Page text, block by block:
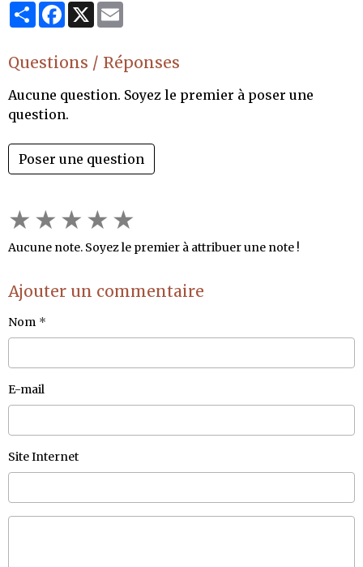
PartagerFacebook
X
Questions / Réponses
Aucune question. Soyez le premier à poser une
question.
Poser une question
★ ★ ★ ★ ★
Aucune note. Soyez le premier à attribuer une note !
Ajouter un commentaire
Nom
E-mail
Site Internet